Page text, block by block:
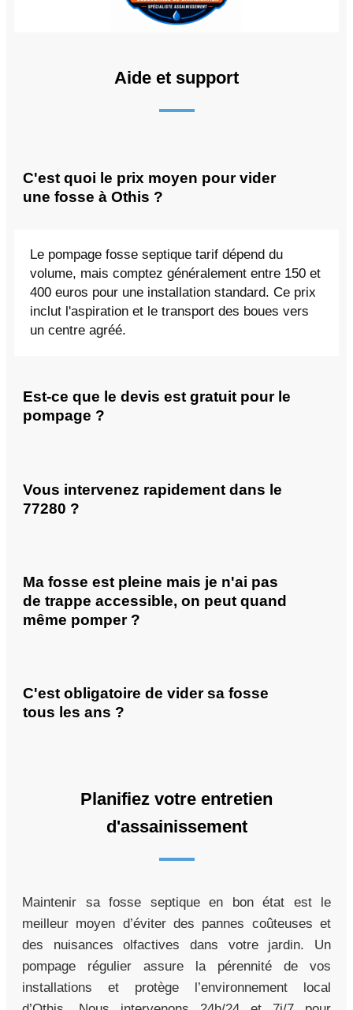
Aide et support
C'est quoi le prix moyen pour vider
une fosse à Othis ?
Le pompage fosse septique tarif dépend du
volume, mais comptez généralement entre 150 et
400 euros pour une installation standard. Ce prix
inclut l'aspiration et le transport des boues vers
un centre agréé.
Est-ce que le devis est gratuit pour le
pompage ?
Vous intervenez rapidement dans le
77280 ?
Ma fosse est pleine mais je n'ai pas
de trappe accessible, on peut quand
même pomper ?
C'est obligatoire de vider sa fosse
tous les ans ?
Planifiez votre entretien
d'assainissement
Maintenir sa fosse septique en bon état est le
meilleur moyen d’éviter des pannes coûteuses et
des nuisances olfactives dans votre jardin. Un
pompage régulier assure la pérennité de vos
installations et protège l’environnement local